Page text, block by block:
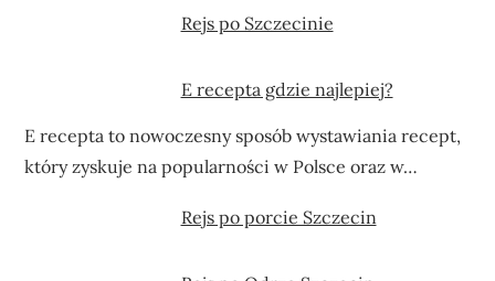
Rejs po Szczecinie
E recepta gdzie najlepiej?
E recepta to nowoczesny sposób wystawiania recept,
który zyskuje na popularności w Polsce oraz w…
Rejs po porcie Szczecin